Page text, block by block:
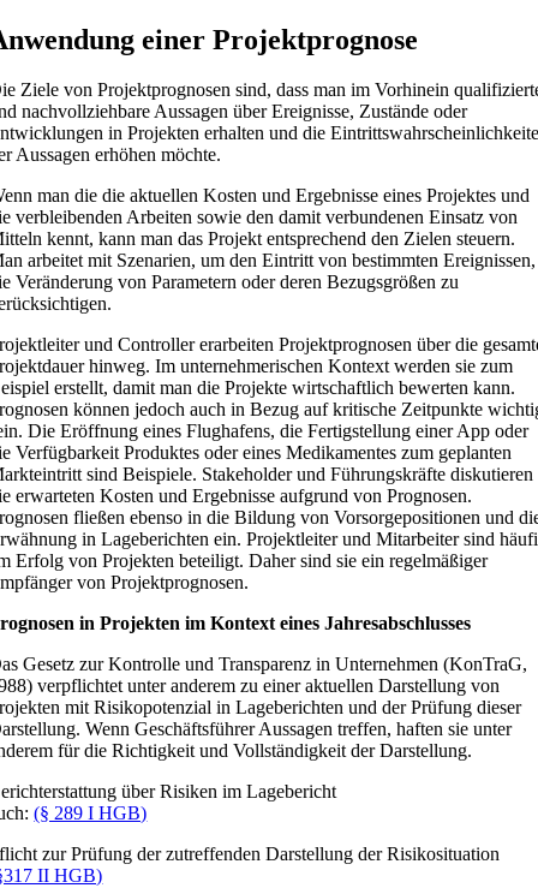
einer Projektprognose
Ziele von Projektprognosen sind, dass man im Vorhinein
nachvollziehbare Aussagen über Ereignisse, Zustände oder
in Projekten erhalten und die
Aussagen erhöhen möchte.
man die die aktuellen Kosten und Ergebnisse eines Projektes und
verbleibenden Arbeiten sowie den damit verbundenen Einsatz von
kennt, kann man das Projekt entsprechend den Zielen steuern.
arbeitet mit Szenarien, um den Eintritt von bestimmten Ereignissen,
Veränderung von Parametern oder deren Bezugsgrößen zu
und Controller erarbeiten Projektprognosen über die
hinweg. Im unternehmerischen Kontext werden sie zum
erstellt, damit man die Projekte wirtschaftlich bewerten kann.
können jedoch auch in Bezug auf kritische Zeitpunkte
Die Eröffnung eines Flughafens, die Fertigstellung einer App oder
Verfügbarkeit Produktes oder eines Medikamentes zum geplanten
sind Beispiele. Stakeholder und Führungskräfte diskutieren
erwarteten Kosten und Ergebnisse aufgrund von Prognosen.
fließen ebenso in die Bildung von Vorsorgepositionen und
in Lageberichten ein. Projektleiter und Mitarbeiter sind
Erfolg von Projekten beteiligt. Daher sind sie ein regelmäßiger
von Projektprognosen.
in Projekten im Kontext eines Jahresabschlusses
Gesetz zur Kontrolle und Transparenz in Unternehmen (KonTraG,
verpflichtet unter anderem zu einer aktuellen Darstellung von
mit Risikopotenzial in Lageberichten und der Prüfung dieser
Wenn Geschäftsführer Aussagen treffen, haften sie unter
für die Richtigkeit und Vollständigkeit der Darstellung.
über Risiken im Lagebericht
(§ 289 I HGB)
zur Prüfung der zutreffenden Darstellung der Risikosituation
II HGB)